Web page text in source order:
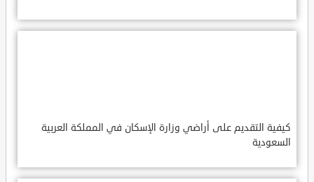
كيفية التقديم على أراضي وزارة الإسكان في المملكة العربية
السعودية